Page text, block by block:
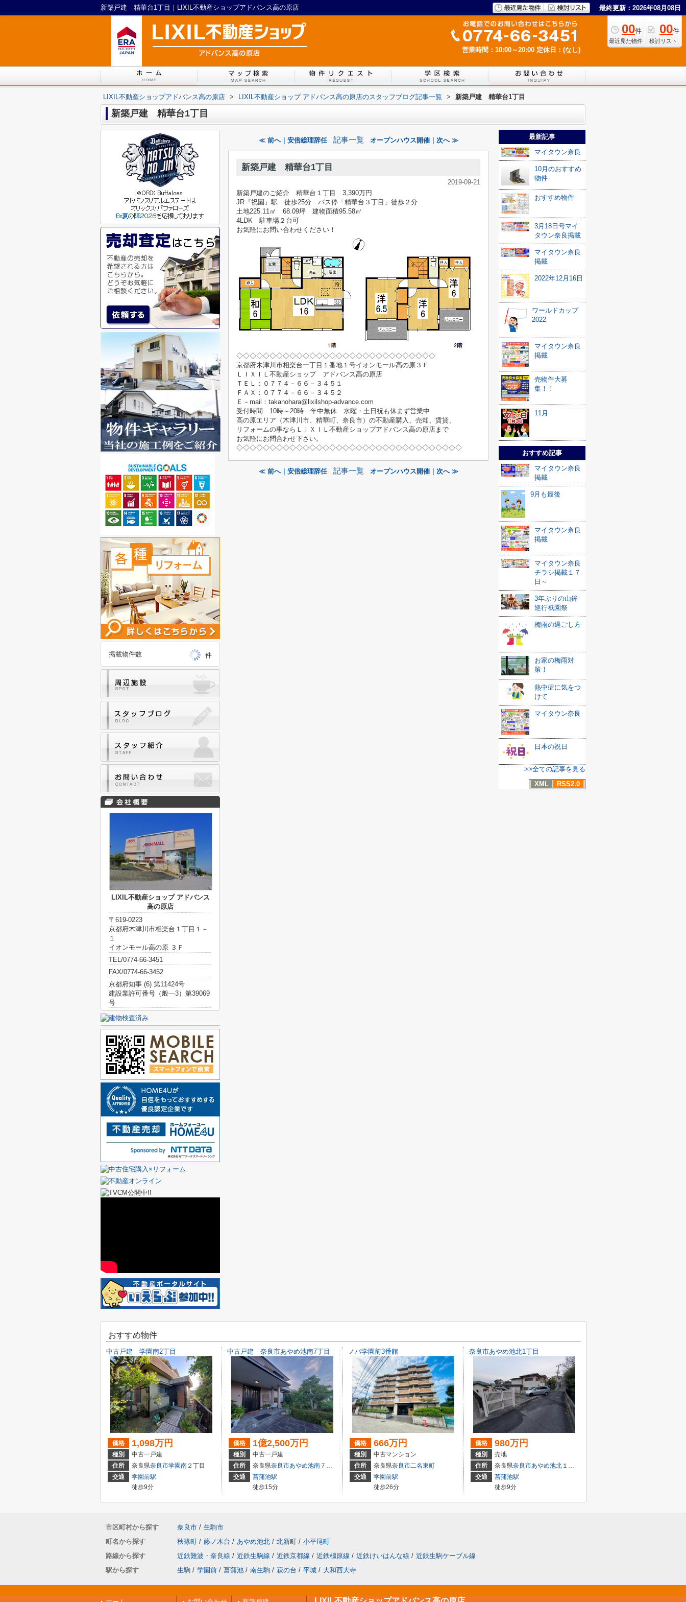
新築戸建 精華台1丁目｜LIXIL不動産ショップアドバンス高の原店 最終更新：2026年08月08日
00件
最近見た物件
00件
検討リスト
営業時間：10:00～20:00 定休日：(なし)
LIXIL不動産ショップアドバンス高の原店 > LIXIL不動産ショップ アドバンス高の原店のスタッフブログ記事一覧 > 新築戸建 精華台1丁目
新築戸建 精華台1丁目
≪ 前へ｜安倍総理辞任 記事一覧 オープンハウス開催｜次へ ≫
新築戸建 精華台1丁目
2019-09-21
新築戸建のご紹介 精華台１丁目 3,390万円
JR『祝園』駅 徒歩25分 バス停「精華台３丁目」徒歩２分
土地225.11㎡ 68.09坪 建物面積95.58㎡
4LDK 駐車場２台可
お気軽にお問い合わせください！
◇◇◇◇◇◇◇◇◇◇◇◇◇◇◇◇◇◇◇◇◇◇◇◇◇◇◇◇◇◇
京都府木津川市相楽台一丁目１番地１号イオンモール高の原３Ｆ
ＬＩＸＩＬ不動産ショップ アドバンス高の原店
ＴＥＬ：０７７４－６６－３４５１
ＦＡＸ：０７７４－６６－３４５２
Ｅ－mail：takanohara@lixilshop-advance.com
受付時間 10時～20時 年中無休 水曜・土日祝も休まず営業中
高の原エリア（木津川市、精華町、奈良市）の不動産購入、売却、賃貸、
リフォームの事ならＬＩＸＩＬ不動産ショップアドバンス高の原店まで
お気軽にお問合わせ下さい。
◇◇◇◇◇◇◇◇◇◇◇◇◇◇◇◇◇◇◇◇◇◇◇◇◇◇◇◇◇◇◇◇◇◇
≪ 前へ｜安倍総理辞任 記事一覧 オープンハウス開催｜次へ ≫
最新記事
マイタウン奈良
10月のおすすめ
物件
おすすめ物件
3月18日号マイ
タウン奈良掲載
マイタウン奈良
掲載
2022年12月16日
ワールドカップ
2022
マイタウン奈良
掲載
売物件大募
集！！
11月
おすすめ記事
マイタウン奈良
掲載
9月も最後
マイタウン奈良
掲載
マイタウン奈良
チラシ掲載１７
日～
3年ぶりの山鉾
巡行祇園祭
梅雨の過ごし方
お家の梅雨対
策！
熱中症に気をつ
けて
マイタウン奈良
日本の祝日
>>全ての記事を見る
XML
RSS2.0
掲載物件数 件
LIXIL不動産ショップ アドバンス
高の原店
〒619-0223
京都府木津川市相楽台１丁目１－
１
イオンモール高の原 ３Ｆ
TEL/0774-66-3451
FAX/0774-66-3452
京都府知事 (6) 第11424号
建設業許可番号（般―3）第39069
号
おすすめ物件
中古戸建 学園南2丁目
価格 1,098万円
種別
中古一戸建
住所
奈良県奈良市学園南 ２丁目
交通
学園前駅
徒歩9分
中古戸建 奈良市あやめ池南7丁目
価格 1億2,500万円
種別
中古一戸建
住所
奈良県奈良市あやめ池南 ７丁目
交通
菖蒲池駅
徒歩15分
ノバ学園前3番館
価格 666万円
種別
中古マンション
住所
奈良県奈良市二名東町
交通
学園前駅
徒歩26分
奈良市あやめ池北1丁目
価格 980万円
種別
売地
住所
奈良県奈良市あやめ池北 １丁目
交通
菖蒲池駅
徒歩9分
市区町村から探す 奈良市 / 生駒市
町名から探す
秋篠町 / 藤ノ木台 / あやめ池北 / 北新町 / 小平尾町
路線から探す
近鉄難波・奈良線 / 近鉄生駒線 / 近鉄京都線 / 近鉄橿原線 / 近鉄けいはんな線 / 近鉄生駒ケーブル線
駅から探す
生駒 / 学園前 / 菖蒲池 / 南生駒 / 萩の台 / 平城 / 大和西大寺